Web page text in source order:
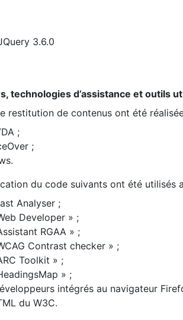
3.6.0
technologies d’assistance et outils
restitution de contenus ont été
;
;
du code suivants ont été utilisés
Analyser ;
Developer » ;
RGAA » ;
Contrast checker » ;
Toolkit » ;
» ;
intégrés au navigateur
du W3C.